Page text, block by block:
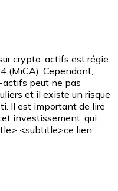
crypto-actifs est régie
(MiCA). Cependant,
peut ne pas
et il existe un risque
Il est important de lire
investissement, qui
<subtitle>ce lien.